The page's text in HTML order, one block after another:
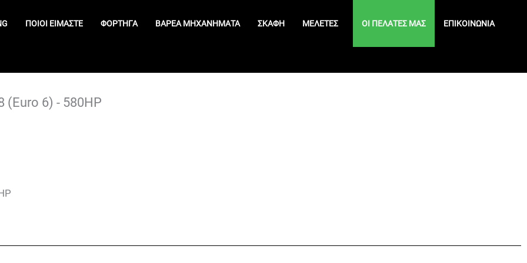
ΠΟΙΟΊ ΕΊΜΑΣΤΕ ΦΟΡΤΗΓΆ ΒΑΡΈΑ ΜΗΧΑΝΉΜΑΤΑ ΣΚΆΦΗ ΜΕΛΈΤΕΣ ΟΙ ΠΕΛΆΤΕΣ ΜΑΣ ΕΠΙΚΟΙΝΩΝΊΑ
(Euro 6) - 580HP